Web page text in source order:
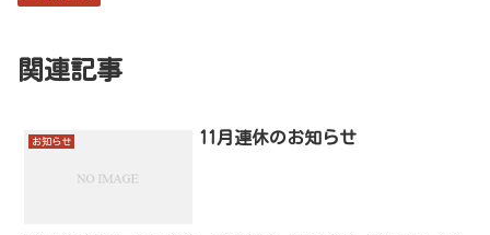
関連記事
お知らせ 11月連休のお知らせ